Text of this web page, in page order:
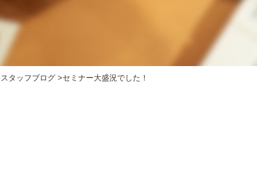
スタッフブログ >セミナー大盛況でした！